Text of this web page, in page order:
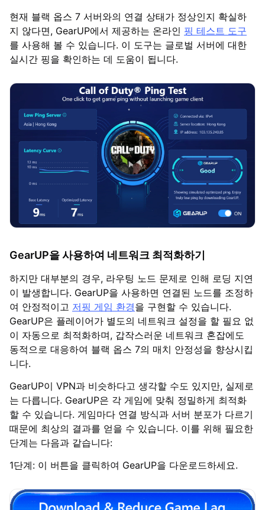
현재 블랙 옵스 7 서버와의 연결 상태가 정상인지 확실하
지 않다면, GearUP에서 제공하는 온라인 핑 테스트 도구
를 사용해 볼 수 있습니다. 이 도구는 글로벌 서버에 대한
실시간 핑을 확인하는 데 도움이 됩니다.
GearUP을 사용하여 네트워크 최적화하기
하지만 대부분의 경우, 라우팅 노드 문제로 인해 로딩 지연
이 발생합니다. GearUP을 사용하면 연결된 노드를 조정하
여 안정적이고 저핑 게임 환경을 구현할 수 있습니다.
GearUP은 플레이어가 별도의 네트워크 설정을 할 필요 없
이 자동으로 최적화하며, 갑작스러운 네트워크 혼잡에도
동적으로 대응하여 블랙 옵스 7의 매치 안정성을 향상시킵
니다.
GearUP이 VPN과 비슷하다고 생각할 수도 있지만, 실제로
는 다릅니다. GearUP은 각 게임에 맞춰 정밀하게 최적화
할 수 있습니다. 게임마다 연결 방식과 서버 분포가 다르기
때문에 최상의 결과를 얻을 수 있습니다. 이를 위해 필요한
단계는 다음과 같습니다:
1단계: 이 버튼을 클릭하여 GearUP을 다운로드하세요.